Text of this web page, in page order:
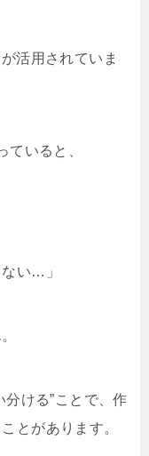
活用されていま
ていると、
い…」
ける”ことで、作
とがあります。